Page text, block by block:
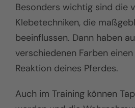
Besonders wichtig sind die
Klebetechniken, die
beeinflussen. Dann haben
verschiedenen Farben
Reaktion deines Pferdes.
Auch im Training können